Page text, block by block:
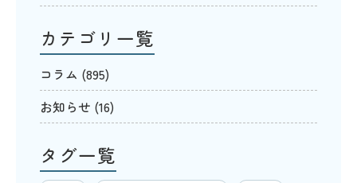
カテゴリ一覧
コラム (895)
お知らせ (16)
タグ一覧